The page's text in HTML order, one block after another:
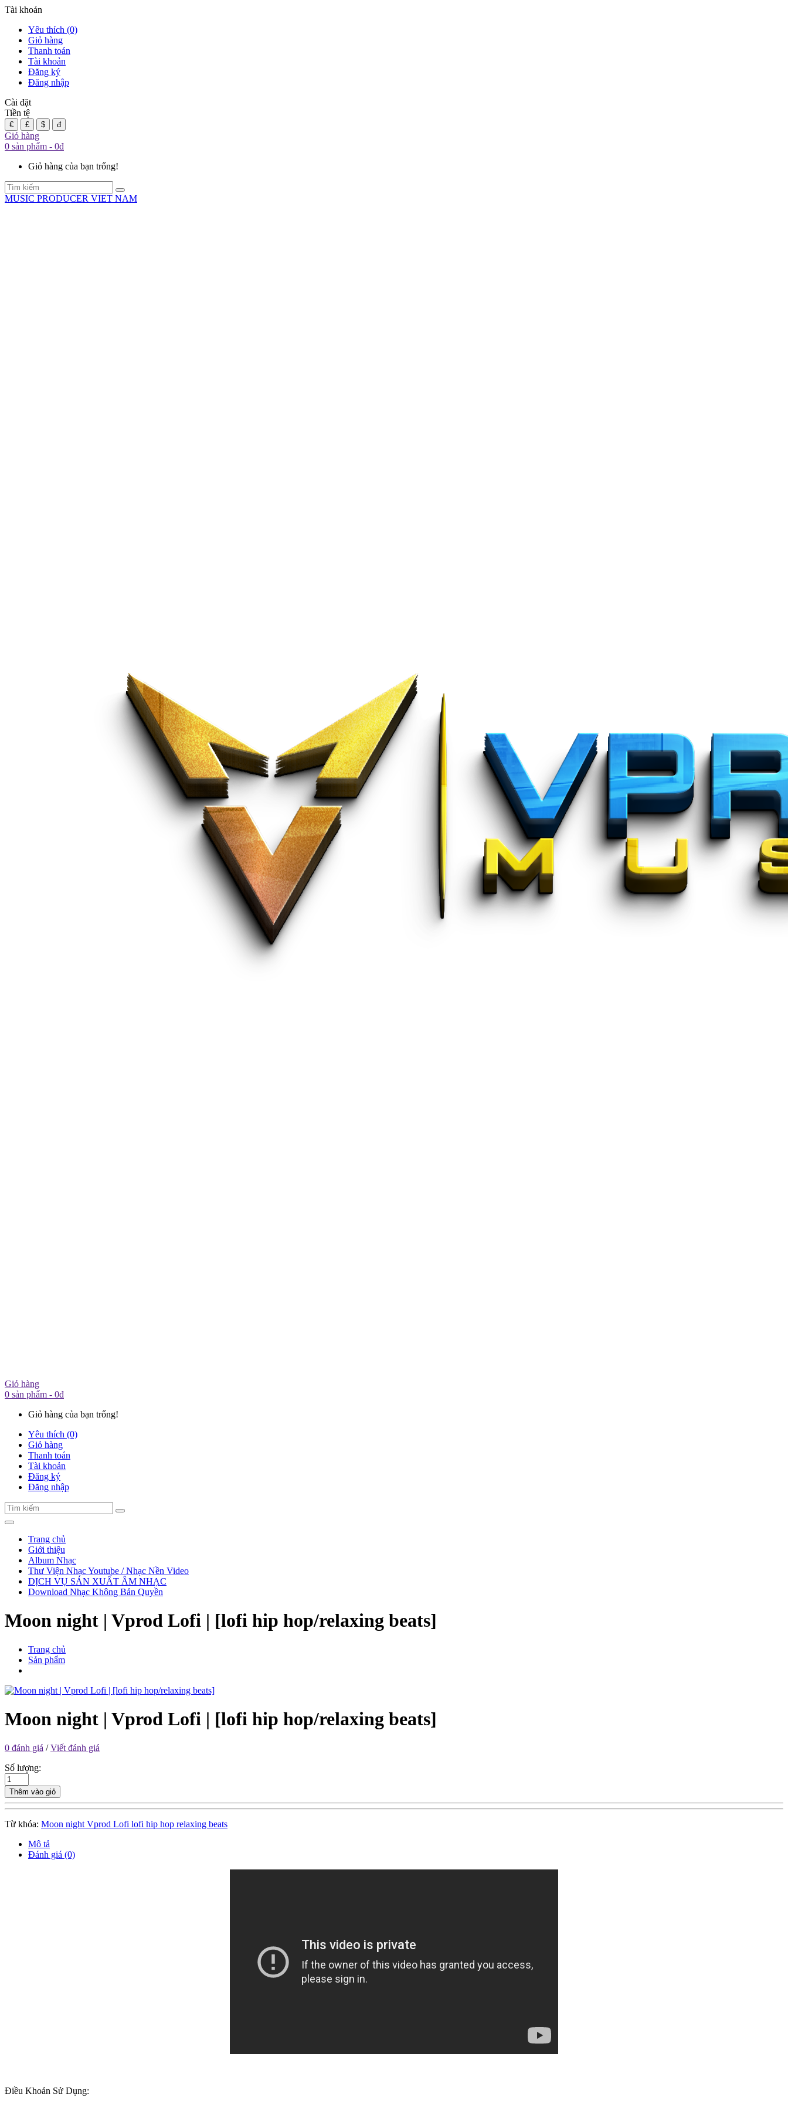
Tài khoản
Yêu thích (0)
Giỏ hàng
Thanh toán
Tài khoản
Đăng ký
Đăng nhập
Cài đặt
Tiền tệ
€ £ $ đ
Giỏ hàng
0 sản phẩm - 0đ
Giỏ hàng của bạn trống!
MUSIC PRODUCER VIET NAM
Giỏ hàng
0 sản phẩm - 0đ
Giỏ hàng của bạn trống!
Yêu thích (0)
Giỏ hàng
Thanh toán
Tài khoản
Đăng ký
Đăng nhập
Trang chủ
Giới thiệu
Album Nhạc
Thư Viện Nhạc Youtube / Nhạc Nền Video
DỊCH VỤ SẢN XUẤT ÂM NHẠC
Download Nhạc Không Bản Quyền
Moon night | Vprod Lofi | [lofi hip hop/relaxing beats]
Trang chủ
Sản phẩm
Moon night | Vprod Lofi | [lofi hip hop/relaxing beats]
0 đánh giá /Viết đánh giá
Số lượng:
Thêm vào giỏ
Từ khóa: Moon night Vprod Lofi lofi hip hop relaxing beats
Mô tả
Đánh giá (0)
Điều Khoản Sử Dụng: